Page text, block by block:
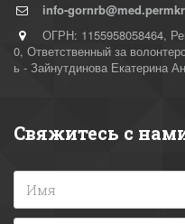
info-
ОГРН: 1155958058464,
0, Ответственный за
ь - Зайнутдинова Екатерина
Свяжитесь с